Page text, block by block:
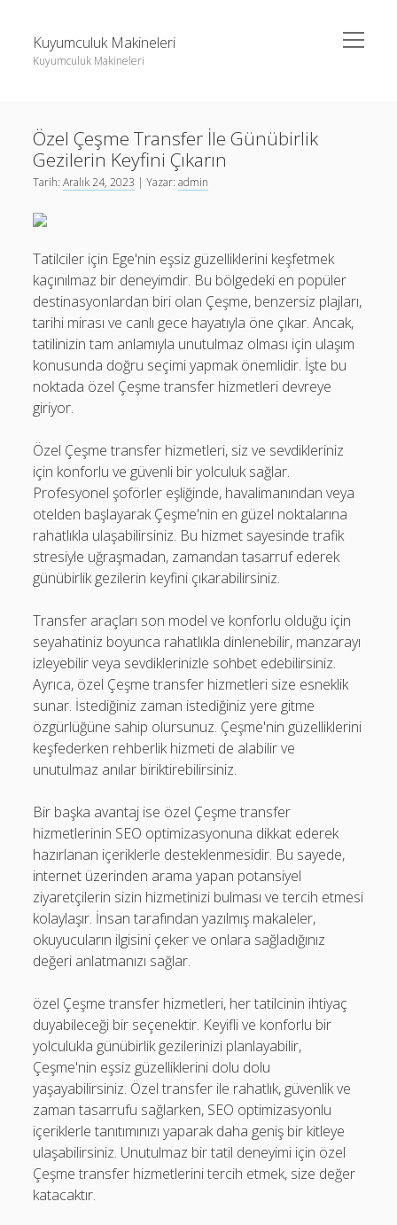
Kuyumculuk Makineleri
Kuyumculuk Makineleri
menüyü
aç
Liste
Sayfa Listesi
Twitter Gizli Sikiş
Bedava Instagram Takipçi Yükseltme
Shorts Beğeni Gönderme Hilesi Ücretsiz
Twitter Gizli Sikiş
Özel Çeşme Transfer İle Günübirlik
Gezilerin Keyfini Çıkarın
Tarih:Aralık 24, 2023 | Yazar:admin
Tatilciler için Ege'nin eşsiz güzelliklerini keşfetmek
kaçınılmaz bir deneyimdir. Bu bölgedeki en popüler
destinasyonlardan biri olan Çeşme, benzersiz plajları,
tarihi mirası ve canlı gece hayatıyla öne çıkar. Ancak,
tatilinizin tam anlamıyla unutulmaz olması için ulaşım
konusunda doğru seçimi yapmak önemlidir. İşte bu
noktada özel Çeşme transfer hizmetleri devreye
giriyor.
Özel Çeşme transfer hizmetleri, siz ve sevdikleriniz
için konforlu ve güvenli bir yolculuk sağlar.
Profesyonel şoförler eşliğinde, havalimanından veya
otelden başlayarak Çeşme'nin en güzel noktalarına
rahatlıkla ulaşabilirsiniz. Bu hizmet sayesinde trafik
stresiyle uğraşmadan, zamandan tasarruf ederek
günübirlik gezilerin keyfini çıkarabilirsiniz.
Transfer araçları son model ve konforlu olduğu için
seyahatiniz boyunca rahatlıkla dinlenebilir, manzarayı
izleyebilir veya sevdiklerinizle sohbet edebilirsiniz.
Ayrıca, özel Çeşme transfer hizmetleri size esneklik
sunar. İstediğiniz zaman istediğiniz yere gitme
özgürlüğüne sahip olursunuz. Çeşme'nin güzelliklerini
keşfederken rehberlik hizmeti de alabilir ve
unutulmaz anılar biriktirebilirsiniz.
Bir başka avantaj ise özel Çeşme transfer
hizmetlerinin SEO optimizasyonuna dikkat ederek
hazırlanan içeriklerle desteklenmesidir. Bu sayede,
internet üzerinden arama yapan potansiyel
ziyaretçilerin sizin hizmetinizi bulması ve tercih etmesi
kolaylaşır. İnsan tarafından yazılmış makaleler,
okuyucuların ilgisini çeker ve onlara sağladığınız
değeri anlatmanızı sağlar.
özel Çeşme transfer hizmetleri, her tatilcinin ihtiyaç
duyabileceği bir seçenektir. Keyifli ve konforlu bir
yolculukla günübirlik gezilerinizi planlayabilir,
Çeşme'nin eşsiz güzelliklerini dolu dolu
yaşayabilirsiniz. Özel transfer ile rahatlık, güvenlik ve
zaman tasarrufu sağlarken, SEO optimizasyonlu
içeriklerle tanıtımınızı yaparak daha geniş bir kitleye
ulaşabilirsiniz. Unutulmaz bir tatil deneyimi için özel
Çeşme transfer hizmetlerini tercih etmek, size değer
katacaktır.